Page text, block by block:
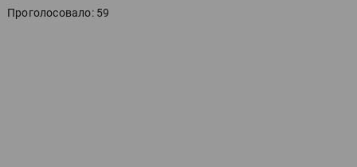
Проголосовало: 59